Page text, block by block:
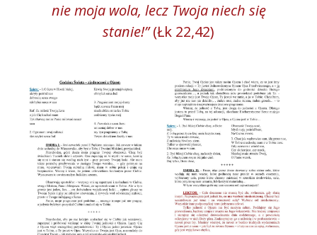
nie moja wola, lecz Twoja niech się
stanie!”(Łk 22,42)